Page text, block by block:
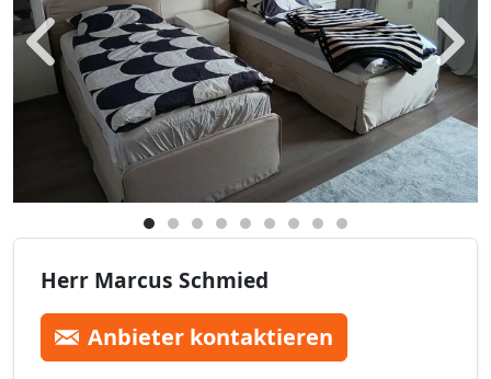
Zurück
Herr Marcus Schmied
Anbieter kontaktieren